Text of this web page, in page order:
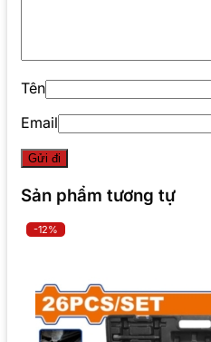
Tên
Email
Sản phẩm tương tự
-12%